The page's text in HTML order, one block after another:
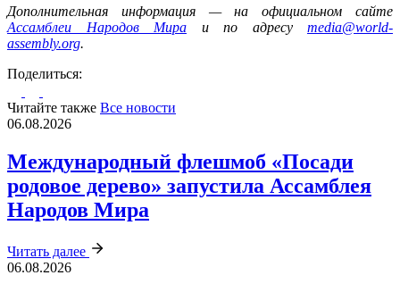
Дополнительная информация — на официальном сайте
Ассамблеи Народов Мира и по адресу media@world-
assembly.org.
Поделиться:
Читайте также Все новости
06.08.2026
Международный флешмоб «Посади
родовое дерево» запустила Ассамблея
Народов Мира
Читать далее
06.08.2026